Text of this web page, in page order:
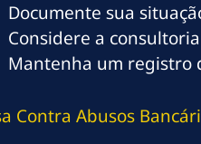
Documente sua
Considere a
Mantenha um registro
Contra Abusos